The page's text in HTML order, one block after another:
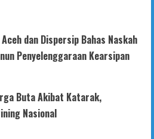
dan Dispersip Bahas Naskah
Penyelenggaraan Kearsipan
Buta Akibat Katarak,
Nasional